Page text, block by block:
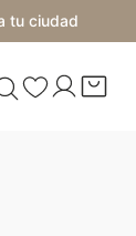
tu ciudad